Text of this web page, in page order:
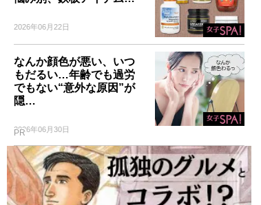
2026年06月22日
なんか顔色が悪い、いつ
もだるい…年齢でも過労
でもない“意外な原因”が
隠…
2026年06月30日
PR